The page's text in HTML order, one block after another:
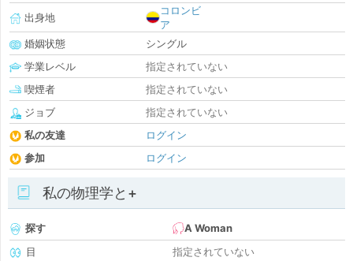
出身地
コロンビ
ア
婚姻状態
シングル
学業レベル
指定されていない
喫煙者
指定されていない
ジョブ
指定されていない
私の友達
ログイン
参加
ログイン
私の物理学と+
探す
A Woman
目
指定されていない